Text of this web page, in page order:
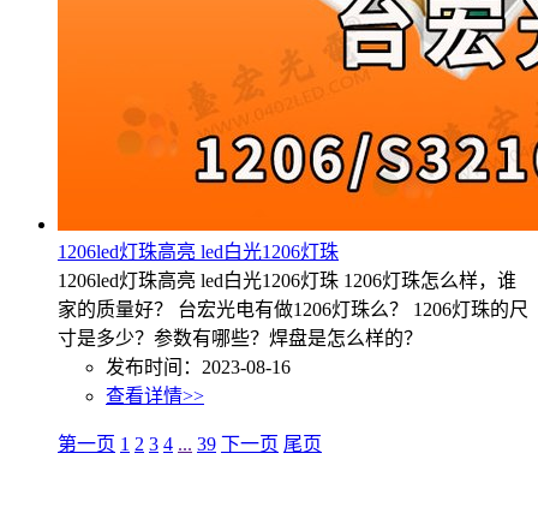
1206led灯珠高亮 led白光1206灯珠
1206led灯珠高亮 led白光1206灯珠 1206灯珠怎么样，谁
家的质量好？ 台宏光电有做1206灯珠么？ 1206灯珠的尺
寸是多少？参数有哪些？焊盘是怎么样的？
发布时间：2023-08-16
查看详情>>
第一页 1 2 3 4 ... 39 下一页 尾页